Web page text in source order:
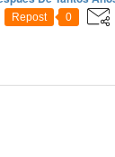
Repost 0